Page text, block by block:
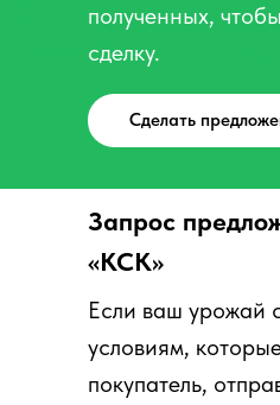
Запрос
«КСК»
полученных,
сделку.
Сделать
Если ваш урожай
условиям,
покупатель,